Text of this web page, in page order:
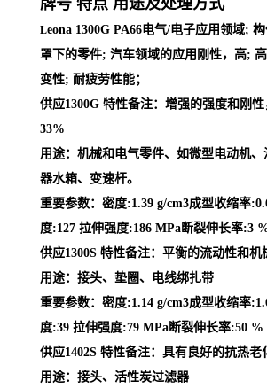
牌号 特点 用途及处理方式
Leona 1300G PA66电气/电子应用领域;
罩下的零件; 汽车领域的应用刚性，高;
变性; 耐疲劳性能；
供应1300G 特性备注：增强的强度和刚
33%
用途：机械和电气零件、如微型电动机
器水箱、变速杆。
重要参数：密度:1.39 g/cm3成型收缩率
度:127 拉伸强度:186 MPa断裂伸长率:3
供应1300S 特性备注：平衡的流动性和机
用途：接头、垫圈、电线绑扎带
重要参数：密度:1.14 g/cm3成型收缩率
度:39 拉伸强度:79 MPa断裂伸长率:50 %
供应1402S 特性备注：具有良好的抗热老
用途：接头、活性炭过滤器